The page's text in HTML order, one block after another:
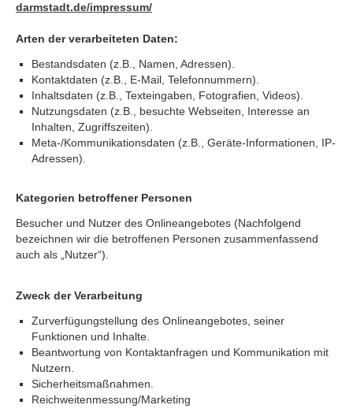
darmstadt.de/impressum/
Arten der verarbeiteten Daten:
Bestandsdaten (z.B., Namen, Adressen).
Kontaktdaten (z.B., E-Mail, Telefonnummern).
Inhaltsdaten (z.B., Texteingaben, Fotografien, Videos).
Nutzungsdaten (z.B., besuchte Webseiten, Interesse an
Inhalten, Zugriffszeiten).
Meta-/Kommunikationsdaten (z.B., Geräte-Informationen, IP-
Adressen).
Kategorien betroffener Personen
Besucher und Nutzer des Onlineangebotes (Nachfolgend
bezeichnen wir die betroffenen Personen zusammenfassend
auch als „Nutzer“).
Zweck der Verarbeitung
Zurverfügungstellung des Onlineangebotes, seiner
Funktionen und Inhalte.
Beantwortung von Kontaktanfragen und Kommunikation mit
Nutzern.
Sicherheitsmaßnahmen.
Reichweitenmessung/Marketing